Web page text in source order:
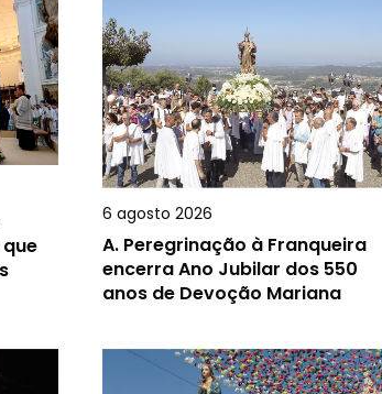
6 agosto 2026
A. Peregrinação à Franqueira
encerra Ano Jubilar dos 550
anos de Devoção Mariana